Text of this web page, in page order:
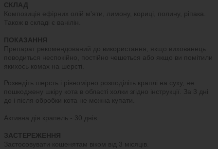
СКЛАД
Композиція ефірних олій м'яти, лимону, кориці, полину, ріпака.
Також в складі є ванілін.
ПОКАЗАННЯ
Препарат рекомендований до використання, якщо вихованець
поводиться неспокійно, постійно чешеться або якщо ви помітили
якихось комах на шерсті.
Розведіть шерсть і рівномірно розподіліть краплі на суху, не
пошкоджену шкіру кота в області холки згідно інструкції. За 3 дні
до і після обробки кота не можна купати.
Активна дія крапель - 30 днів.
ЗАСТЕРЕЖЕННЯ
Застосовувати кошенятам віком від 3 місяців.